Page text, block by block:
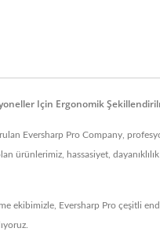
Için Ergonomik
Eversharp Pro Company,
ürünlerimiz, hassasiyet,
ekibimizle, Eversharp Pro çeşitli